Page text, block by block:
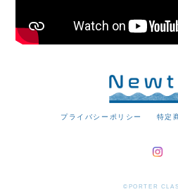
プライバシーポリシー 特定
©PORTER